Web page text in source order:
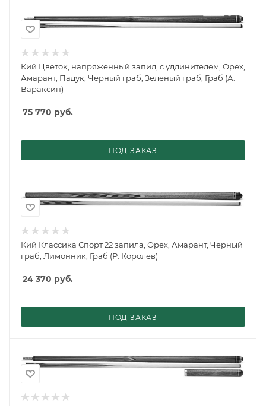
Кий Цветок, напряженный запил, с удлинителем, Орех,
Амарант, Падук, Черный граб, Зеленый граб, Граб (А.
Вараксин)
75 770 руб.
ПОД ЗАКАЗ
Кий Классика Спорт 22 запила, Орех, Амарант, Черный
граб, Лимонник, Граб (Р. Королев)
24 370 руб.
ПОД ЗАКАЗ